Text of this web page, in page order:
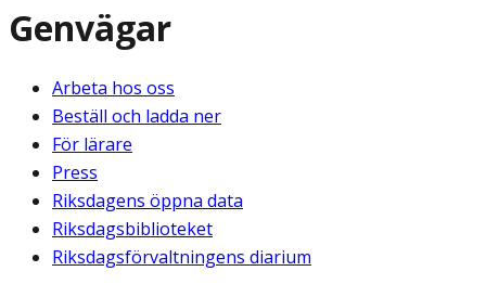
Genvägar
Arbeta hos oss
Beställ och ladda ner
För lärare
Press
Riksdagens öppna data
Riksdagsbiblioteket
Riksdagsförvaltningens diarium